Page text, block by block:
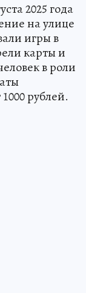
2025 года
на улице
игры в
карты и
в роли
рублей.